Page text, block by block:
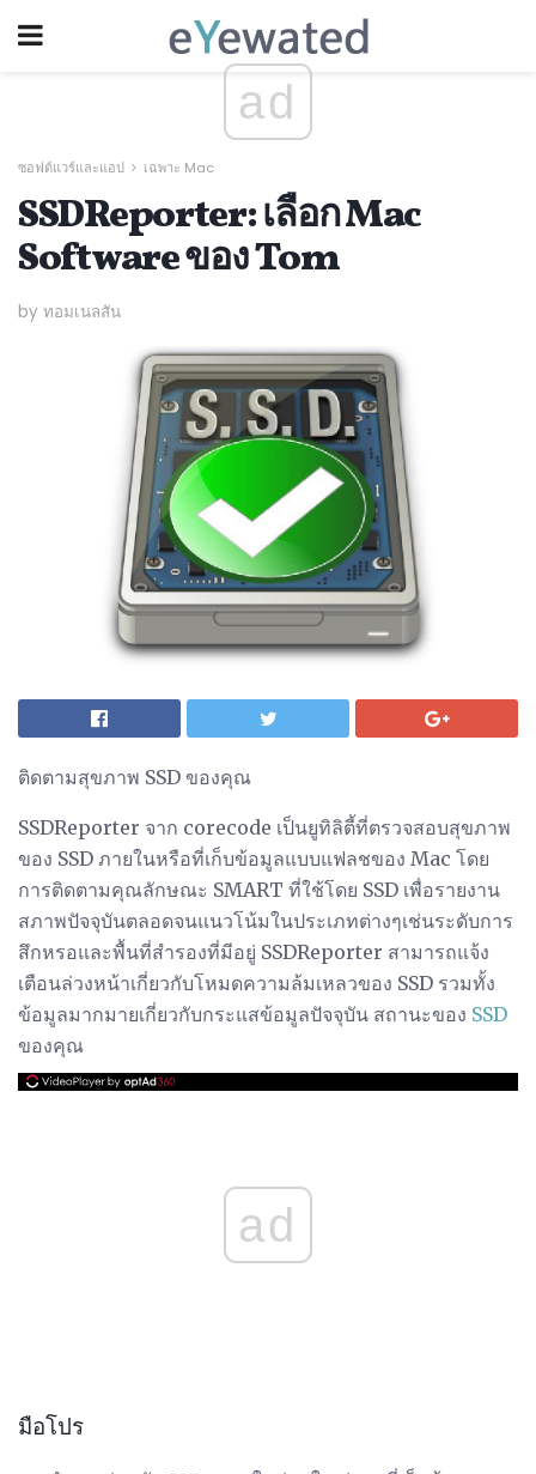
ad
ซอฟต์แวร์และแอป เฉพาะ Mac
SSDReporter: เลือก Mac
Software ของ Tom
by ทอมเนลสัน
ติดตามสุขภาพ SSD ของคุณ
SSDReporter จาก corecode เป็นยูทิลิตี้ที่ตรวจสอบสุขภาพ
ของ SSD ภายในหรือที่เก็บข้อมูลแบบแฟลชของ Mac โดย
การติดตามคุณลักษณะ SMART ที่ใช้โดย SSD เพื่อรายงาน
สภาพปัจจุบันตลอดจนแนวโน้มในประเภทต่างๆเช่นระดับการ
สึกหรอและพื้นที่สำรองที่มีอยู่ SSDReporter สามารถแจ้ง
เตือนล่วงหน้าเกี่ยวกับโหมดความล้มเหลวของ SSD รวมทั้ง
ข้อมูลมากมายเกี่ยวกับกระแสข้อมูลปัจจุบัน สถานะของ SSD
ของคุณ
ad
มือโปร